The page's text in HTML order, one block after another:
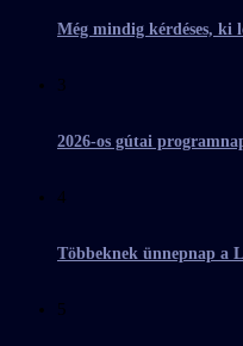
Még mindig kérdéses, ki
3
2026-os gútai
4
Többeknek ünnepnap a
5